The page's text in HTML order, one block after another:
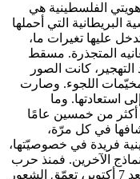
الفلسطينية هي
البريطانية التي أحملها
عليها تغيرات ما،
المتجذرة. مسقط
كانت الصور
اللجوء. وصارت
استعادتها. وما
أكثر من خمسين عامًا
في كل مرّة،
فريدة في خصوصيّتها،
الآخرين. فمنذ حرب
الإبادة الصهيونية الجارية لشعبنا في غزة، بعد 7 أكتوبر، تعمّق الشعور